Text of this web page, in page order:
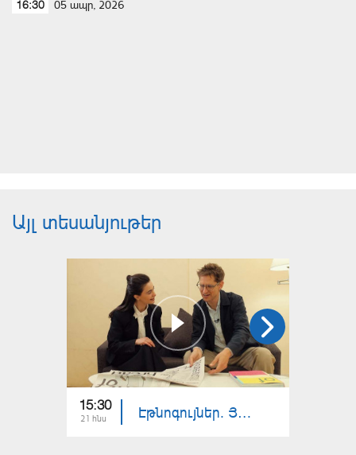
16:30 05 ապր, 2026
Այլ տեսանյութեր
15:30
21 հնս Էթնոգույներ. Յան-Տագե Քյուլինգ